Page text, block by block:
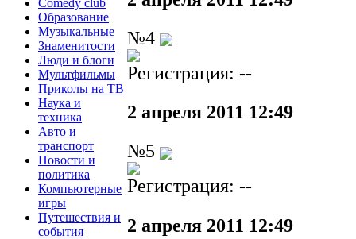
Образование
Музыкальные
Знаменитости
Люди и блоги
Мультфильмы
Приколы на ТВ
Наука и
техника
Авто и
транспорт
Новости и
политика
Компьютерные
игры
Путешествия и
события
№4
Регистрация: --
2 апреля 2011 12:49
№5
Регистрация: --
2 апреля 2011 12:49